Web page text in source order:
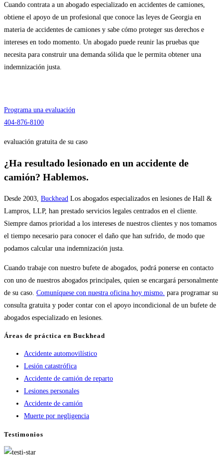
Cuando contrata a un abogado especializado en accidentes de camiones,
obtiene el apoyo de un profesional que conoce las leyes de Georgia en
materia de accidentes de camiones y sabe cómo proteger sus derechos e
intereses en todo momento. Un abogado puede reunir las pruebas que
necesita para construir una demanda sólida que le permita obtener una
indemnización justa.
Programa una evaluación
404-876-8100
evaluación gratuita de su caso
¿Ha resultado lesionado en un accidente de
camión? Hablemos.
Desde 2003, Buckhead Los abogados especializados en lesiones de Hall &
Lampros, LLP, han prestado servicios legales centrados en el cliente.
Siempre damos prioridad a los intereses de nuestros clientes y nos tomamos
el tiempo necesario para conocer el daño que han sufrido, de modo que
podamos calcular una indemnización justa.
Cuando trabaje con nuestro bufete de abogados, podrá ponerse en contacto
con uno de nuestros abogados principales, quien se encargará personalmente
de su caso. Comuníquese con nuestra oficina hoy mismo. para programar su
consulta gratuita y poder contar con el apoyo incondicional de un bufete de
abogados especializado en lesiones.
Áreas de práctica en Buckhead
Accidente automovilístico
Lesión catastrófica
Accidente de camión de reparto
Lesiones personales
Accidente de camión
Muerte por negligencia
Testimonios